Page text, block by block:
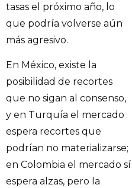
tasas el próximo año, lo
que podría volverse aún
más agresivo.
En México, existe la
posibilidad de recortes
que no sigan al consenso,
y en Turquía el mercado
espera recortes que
podrían no materializarse;
en Colombia el mercado sí
espera alzas, pero la